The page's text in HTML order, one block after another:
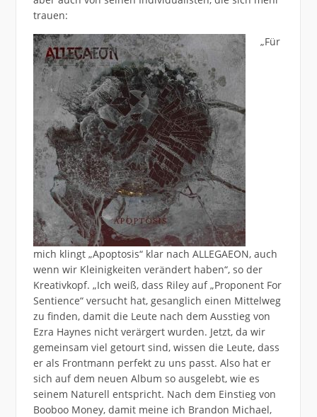
trauen:
„Für
mich klingt „Apoptosis“ klar nach ALLEGAEON, auch
wenn wir Kleinigkeiten verändert haben“, so der
Kreativkopf. „Ich weiß, dass Riley auf „Proponent For
Sentience“ versucht hat, gesanglich einen Mittelweg
zu finden, damit die Leute nach dem Ausstieg von
Ezra Haynes nicht verärgert wurden. Jetzt, da wir
gemeinsam viel getourt sind, wissen die Leute, dass
er als Frontmann perfekt zu uns passt. Also hat er
sich auf dem neuen Album so ausgelebt, wie es
seinem Naturell entspricht. Nach dem Einstieg von
Booboo Money, damit meine ich Brandon Michael,